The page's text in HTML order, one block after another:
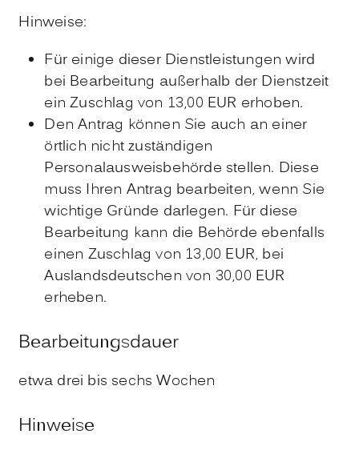
Hinweise:
Für einige dieser Dienstleistungen wird
bei Bearbeitung außerhalb der Dienstzeit
ein Zuschlag von 13,00 EUR erhoben.
Den Antrag können Sie auch an einer
örtlich nicht zuständigen
Personalausweisbehörde stellen. Diese
muss Ihren Antrag bearbeiten, wenn Sie
wichtige Gründe darlegen. Für diese
Bearbeitung kann die Behörde ebenfalls
einen Zuschlag von 13,00 EUR, bei
Auslandsdeutschen von 30,00 EUR
erheben.
Bearbeitungsdauer
etwa drei bis sechs Wochen
Hinweise